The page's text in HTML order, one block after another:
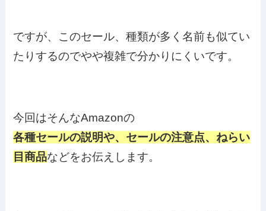
ですが、このセール、種類が多く名前も似てい
たりするのでやや複雑で分かりにくいです。
今回はそんなAmazonの
各種セールの説明や、セールの注意点、ねらい
目商品などをお伝えします。